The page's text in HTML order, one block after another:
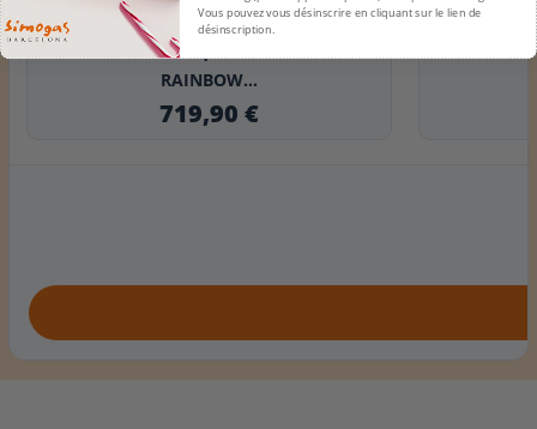
Plancha électrique Acier Laminé
RAINBOW...
719,90 €
+
Vous pouvez vous désinscrire en cliquant sur le lien de
désinscription.